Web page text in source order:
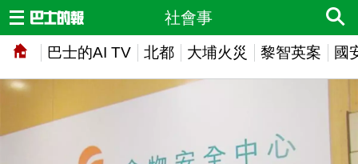
巴士的AI TV 北都 大埔火災 黎智英案 國
社會事